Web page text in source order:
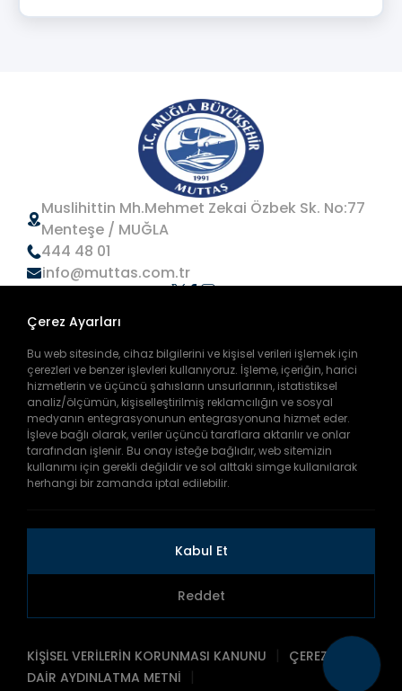
Muslihittin Mh.Mehmet Zekai Özbek Sk. No:77
Menteşe / MUĞLA
444 48 01
info@muttas.com.tr
Kurumsal
Biz Kimiz?
Misyonumuz ve Vizyonumuz
Organizasyon Şeması
Mevzuat
Personel İlanları
Hizmetlerimiz
Toplu Taşıma
Havalimanı Taşımacılığı
Liman Bağlama
Otoparklar
Deniz Hizmetleri
Muğla Kart
Basım Noktaları
Fiyat Tarifeleri
İlçelere Göre Saatler
İhale Duyuruları
MUTTAŞ Otobüs Sefer Saatleri
Çerez Ayarları
Bu web sitesinde, cihaz bilgilerini ve kişisel verileri işlemek için
çerezleri ve benzer işlevleri kullanıyoruz. İşleme, içeriğin, harici
hizmetlerin ve üçüncü şahısların unsurlarının, istatistiksel
analiz/ölçümün, kişiselleştirilmiş reklamcılığın ve sosyal
medyanın entegrasyonunun entegrasyonuna hizmet eder.
İşleve bağlı olarak, veriler üçüncü taraflara aktarılır ve onlar
tarafından işlenir. Bu onay isteğe bağlıdır, web sitemizin
kullanımı için gerekli değildir ve sol alttaki simge kullanılarak
herhangi bir zamanda iptal edilebilir.
Kabul Et
Reddet
KİŞİSEL VERİLERİN KORUNMASI KANUNU |
ÇEREZLERE
DAİR AYDINLATMA METNİ
|